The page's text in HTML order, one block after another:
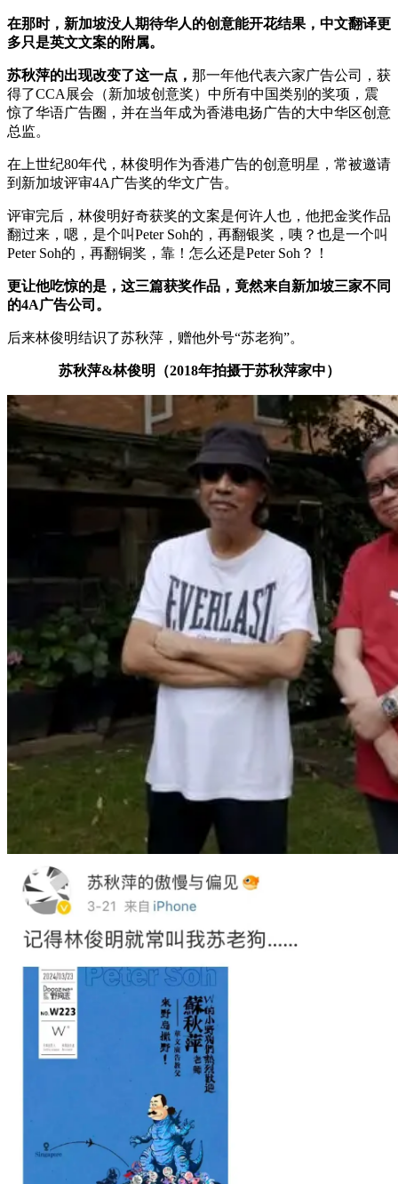
在那时，新加坡没人期待华人的创意能开花结果，中文翻译更
多只是英文文案的附属。
苏秋萍的出现改变了这一点， 那一年他代表六家广告公司，获
得了CCA展会（新加坡创意奖）中所有中国类别的奖项，震
惊了华语广告圈，并在当年成为香港电扬广告的大中华区创意
总监。
在上世纪80年代，林俊明作为香港广告的创意明星，常被邀请
到新加坡评审4A广告奖的华文广告。
评审完后，林俊明好奇获奖的文案是何许人也，他把金奖作品
翻过来，嗯，是个叫Peter Soh的，再翻银奖，咦？也是一个叫
Peter Soh的，再翻铜奖，靠！怎么还是Peter Soh？！
更让他吃惊的是，这三篇获奖作品，竟然来自新加坡三家不同
的4A广告公司。
后来林俊明结识了苏秋萍，赠他外号“苏老狗”。
苏秋萍&林俊明（2018年拍摄于苏秋萍家中）